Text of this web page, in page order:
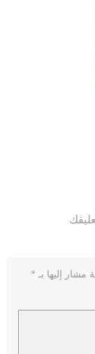
مشار إليها بـ *